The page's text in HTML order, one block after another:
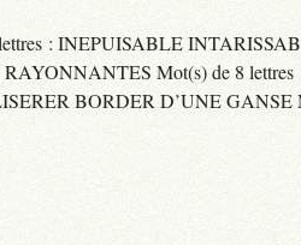
: INEPUISABLE
Mot(s) de 8
BORDER D’UNE GANSE